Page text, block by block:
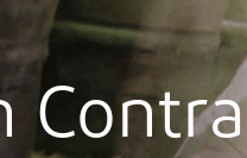
Contra